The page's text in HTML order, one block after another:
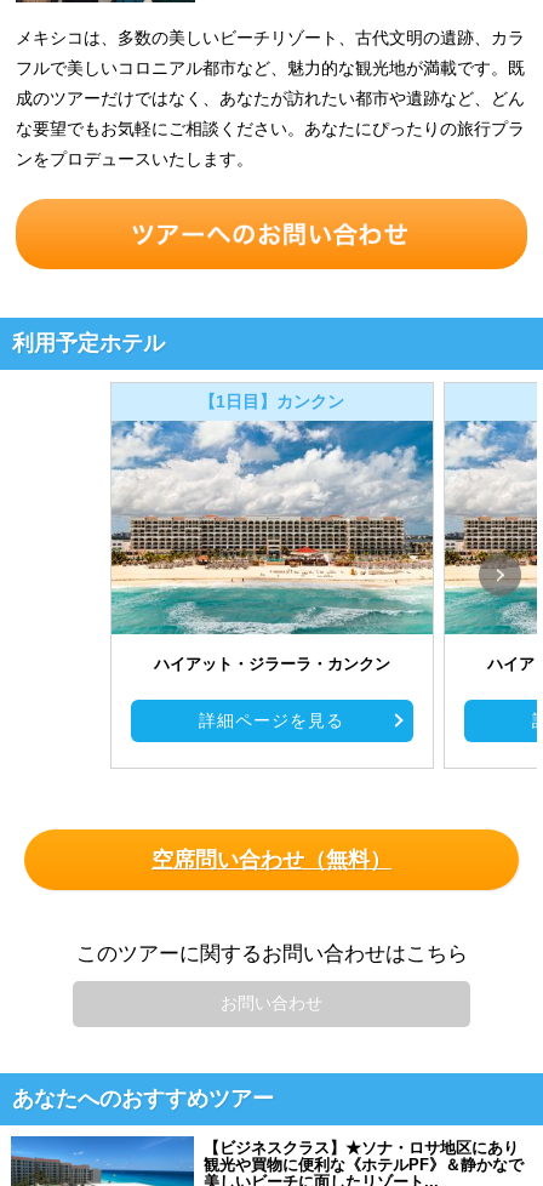
メキシコは、多数の美しいビーチリゾート、古代文明の遺跡、カラ
フルで美しいコロニアル都市など、魅力的な観光地が満載です。既
成のツアーだけではなく、あなたが訪れたい都市や遺跡など、どん
な要望でもお気軽にご相談ください。あなたにぴったりの旅行プラ
ンをプロデュースいたします。
利用予定ホテル
【1日目】カンクン
ハイアット・ジラーラ・カンクン
詳細ページを見る
ハイア
空席問い合わせ（無料）
このツアーに関するお問い合わせはこちら
お問い合わせ
あなたへのおすすめツアー
【ビジネスクラス】★ソナ・ロサ地区にあり
観光や買物に便利な《ホテルPF》＆静かなで
美しいビーチに面したリゾート...